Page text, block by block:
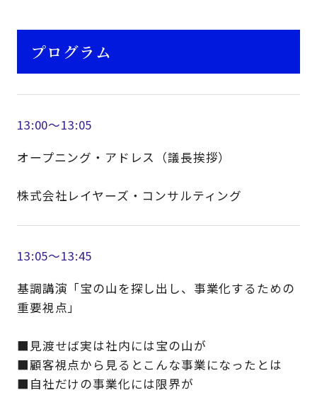
プログラム
13:00～13:05
オープニング・アドレス（議長挨拶）
株式会社レイヤーズ・コンサルティング
13:05～13:45
基調講演「宝の山を探し出し、事業化するための
重要視点」
■見渡せば実は社内には宝の山が
■顧客視点から見るとこんな事業になったとは
■自社だけの事業化には限界が